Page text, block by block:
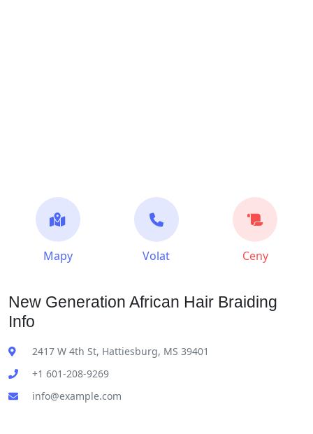
Mapy Volat Ceny
New Generation African Hair Braiding
Info
2417 W 4th St, Hattiesburg, MS 39401
+1 601-208-9269
info@example.com